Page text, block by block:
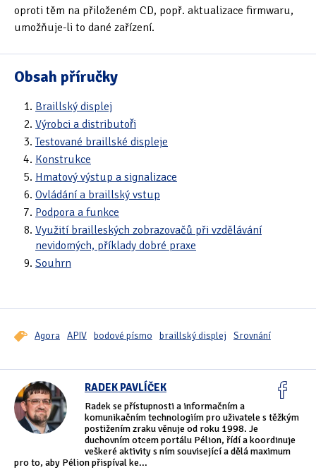
oproti těm na přiloženém CD, popř. aktualizace firmwaru,
umožňuje-li to dané zařízení.
Obsah příručky
Braillský displej
Výrobci a distributoři
Testované braillské displeje
Konstrukce
Hmatový výstup a signalizace
Ovládání a braillský vstup
Podpora a funkce
Využití brailleských zobrazovačů při vzdělávání
nevidomých, příklady dobré praxe
Souhrn
Agora APIV bodové písmo braillský displej Srovnání
RADEK PAVLÍČEK
Radek se přístupnosti a informačním a
komunikačním technologiím pro uživatele s těžkým
postižením zraku věnuje od roku 1998. Je
duchovním otcem portálu Pélion, řídí a koordinuje
veškeré aktivity s ním související a dělá maximum
pro to, aby Pélion přispíval ke...